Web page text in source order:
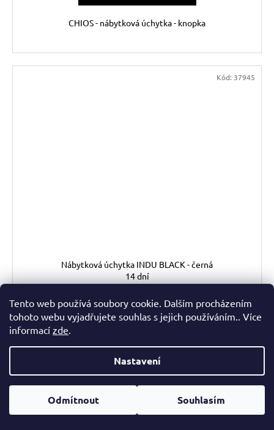
Tento web používá soubory cookie. Dalším procházením
tohoto webu vyjadřujete souhlas s jejich používáním.. Více
informací zde.
Nastavení
Odmítnout Souhlasím
CHIOS - nábytková úchytka - knopka
Nábytková úchytka INDU BLACK - černá
14 dní
123 Kč
DO KOŠÍKU
INDU BLACK- nábytková úchytka - knopka
Kód: 37945
Kód: